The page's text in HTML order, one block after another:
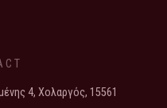
4, Χολαργός, 15561